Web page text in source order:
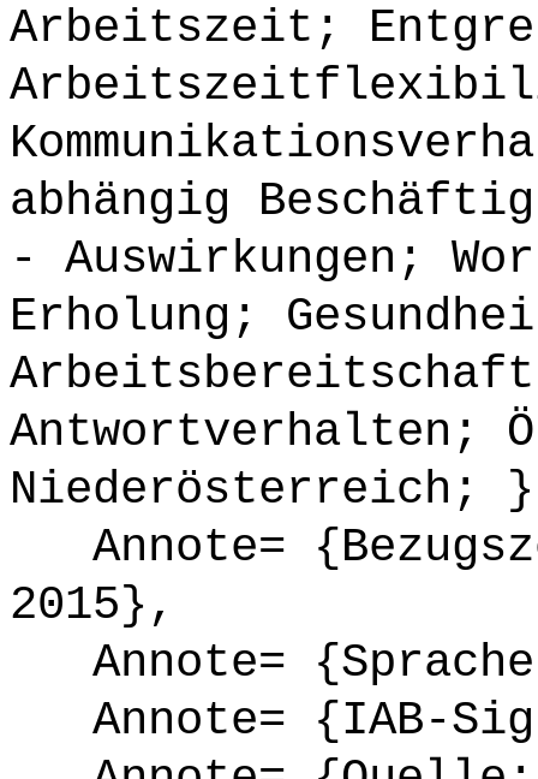
Arbeitszeit;
abhängig
- Auswirkungen;
Erholung;
Antwortverhalten;
Niederösterreich;
Annote=
2015},
Annote=
Annote= {IAB-